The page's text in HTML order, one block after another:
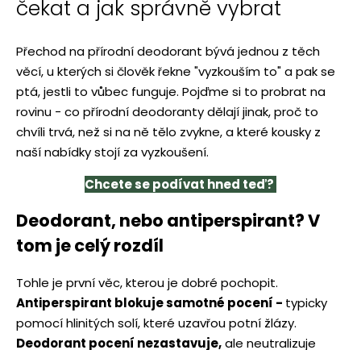
čekat a jak správně vybrat
Přechod na přírodní deodorant bývá jednou z těch
věcí, u kterých si člověk řekne "vyzkouším to" a pak se
ptá, jestli to vůbec funguje. Pojďme si to probrat na
rovinu - co přírodní deodoranty dělají jinak, proč to
chvíli trvá, než si na ně tělo zvykne, a které kousky z
naší nabídky stojí za vyzkoušení.
Chcete se podívat hned teď?
Deodorant, nebo antiperspirant? V
tom je celý rozdíl
Tohle je první věc, kterou je dobré pochopit.
Antiperspirant blokuje samotné pocení - typicky
pomocí hlinitých solí, které uzavřou potní žlázy.
Deodorant pocení nezastavuje,ale neutralizuje